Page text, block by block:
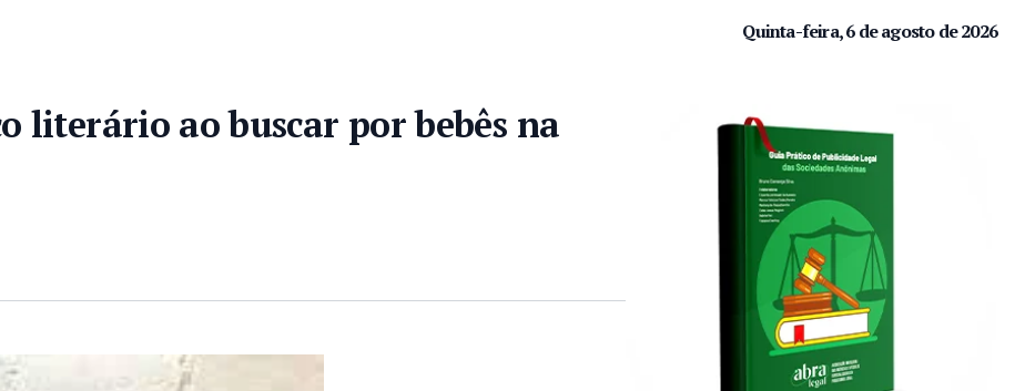
Quinta-feira, 6 de agosto de 2026
literário ao buscar por bebês na